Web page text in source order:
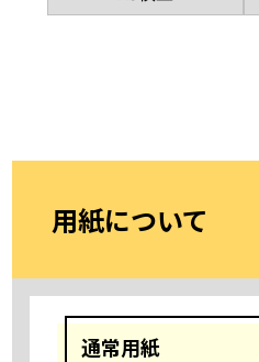
用紙について
通常用紙